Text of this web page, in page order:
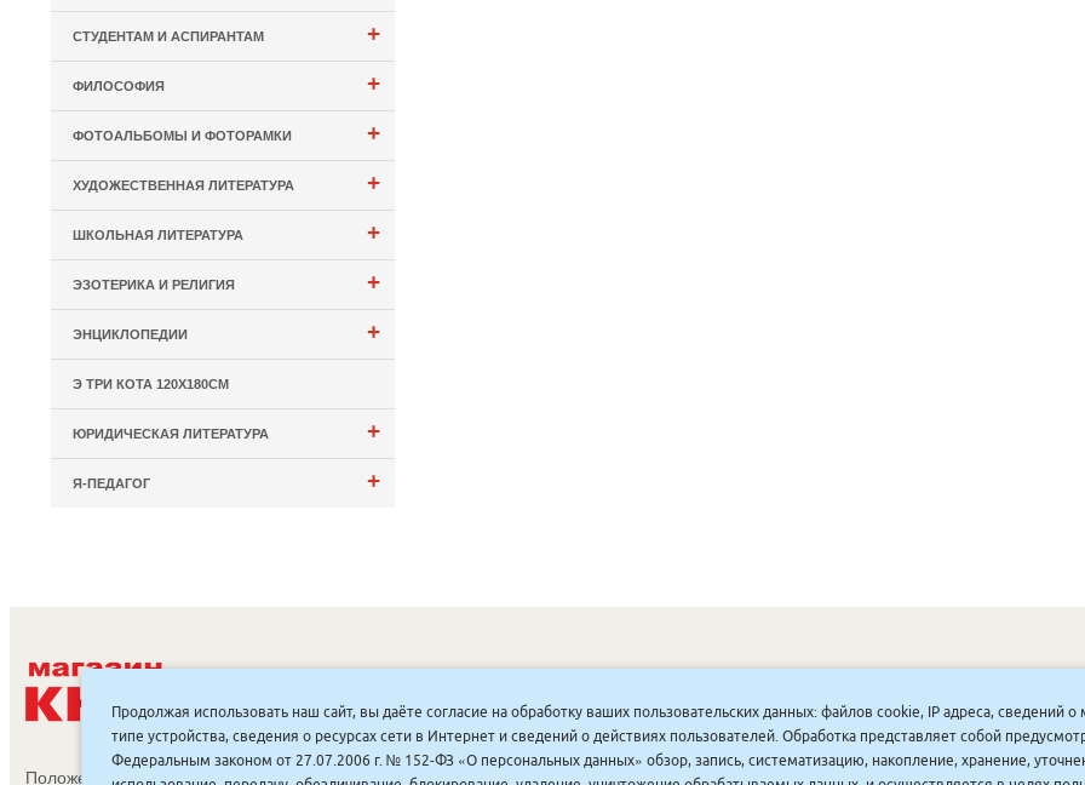
+
СТУДЕНТАМ И АСПИРАНТАМ
+
ФИЛОСОФИЯ
+
ФОТОАЛЬБОМЫ И ФОТОРАМКИ
+
ХУДОЖЕСТВЕННАЯ ЛИТЕРАТУРА
+
ШКОЛЬНАЯ ЛИТЕРАТУРА
+
ЭЗОТЕРИКА И РЕЛИГИЯ
+
ЭНЦИКЛОПЕДИИ
Э ТРИ КОТА 120Х180СМ
+
ЮРИДИЧЕСКАЯ ЛИТЕРАТУРА
+
Я-ПЕДАГОГ
Положение об обработке и защите персональных данных
ДИСКОНТНАЙ СИСТЕМА
ЮРИДИЧЕСКАЙ ВАКАНСИЯЛАР |
Продолжая использовать наш сайт, вы даёте согласие на обработку ваших пользовательских данных: файлов cookie, IP адреса, сведений
типе устройства, сведения о ресурсах сети в Интернет и сведений о действиях пользователей. Обработка представляет собой
Федеральным законом от 27.07.2006 г. № 152-ФЗ «О персональных данных» обзор, запись, систематизацию, накопление, хранение,